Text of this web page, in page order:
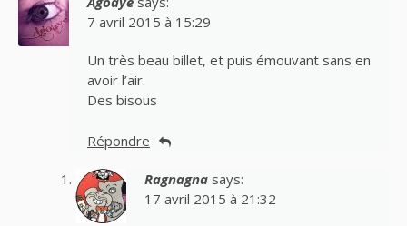
7 avril 2015 à 15:29
Un très beau billet, et puis émouvant sans en
avoir l’air.
Des bisous
Répondre
Ragnagna says:
17 avril 2015 à 21:32